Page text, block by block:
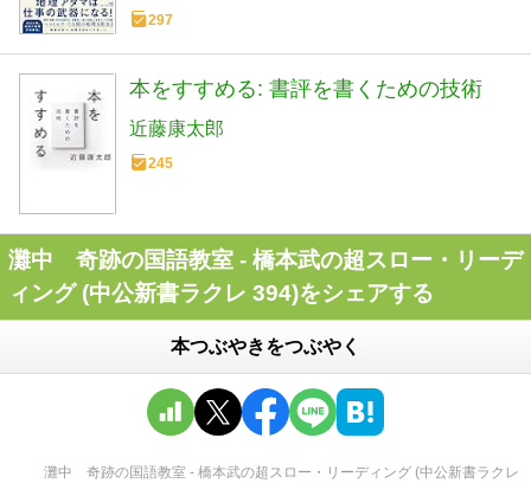
297
本をすすめる: 書評を書くための技術
近藤康太郎
245
灘中 奇跡の国語教室 - 橋本武の超スロー・リーデ
ィング (中公新書ラクレ 394)をシェアする
本つぶやきをつぶやく
灘中 奇跡の国語教室 - 橋本武の超スロー・リーディング (中公新書ラクレ